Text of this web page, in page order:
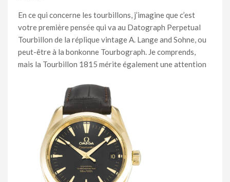
En ce qui concerne les tourbillons, j’imagine que c’est
votre première pensée qui va au Datograph Perpetual
Tourbillon de la réplique vintage A. Lange and Sohne, ou
peut-être à la bonkonne Tourbograph. Je comprends,
mais la Tourbillon 1815 mériteégalement une attention